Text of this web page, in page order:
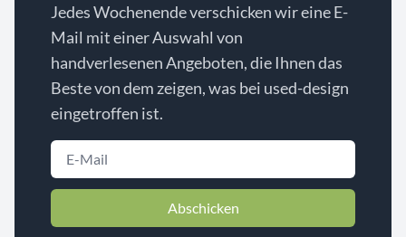
Jedes Wochenende verschicken wir eine E-
Mail mit einer Auswahl von
handverlesenen Angeboten, die Ihnen das
Beste von dem zeigen, was bei used-design
eingetroffen ist.
Abschicken